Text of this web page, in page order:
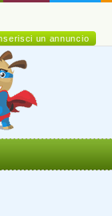
un annuncio